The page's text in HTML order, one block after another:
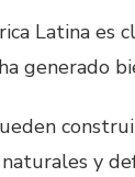
Latina es
generado
y